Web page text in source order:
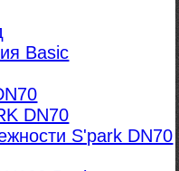
Basic
DN70
S'park DN70